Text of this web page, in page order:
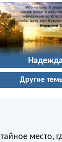
Надежда
Другие
место,